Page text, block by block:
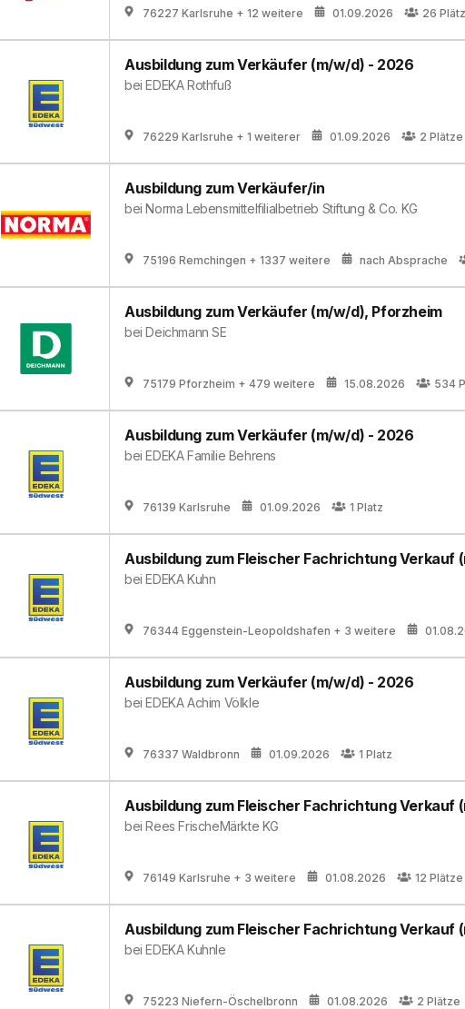
76227 Karlsruhe + 12 weitere 01.09.2026 26
Ausbildung zum Verkäufer (m/w/d) - 2026
beiEDEKA Rothfuß
76229 Karlsruhe + 1 weiterer 01.09.2026 2 Plätze
Ausbildung zum Verkäufer/in
beiNorma Lebensmittelfilialbetrieb Stiftung & Co. KG
75196 Remchingen + 1337 weitere nach Absprache
Ausbildung zum Verkäufer (m/w/d), Pforzheim
beiDeichmann SE
75179 Pforzheim + 479 weitere 15.08.2026 534
Ausbildung zum Verkäufer (m/w/d) - 2026
beiEDEKA Familie Behrens
76139 Karlsruhe 01.09.2026 1 Platz
Ausbildung zum Fleischer Fachrichtung Verkauf
beiEDEKA Kuhn
76344 Eggenstein-Leopoldshafen + 3 weitere
Ausbildung zum Verkäufer (m/w/d) - 2026
beiEDEKA Achim Völkle
76337 Waldbronn 01.09.2026 1 Platz
Ausbildung zum Fleischer Fachrichtung Verkauf
beiRees FrischeMärkte KG
76149 Karlsruhe + 3 weitere 01.08.2026 12 Plätze
Ausbildung zum Fleischer Fachrichtung Verkauf
beiEDEKA Kuhnle
75223 Niefern-Öschelbronn 01.08.2026 2 Plätze